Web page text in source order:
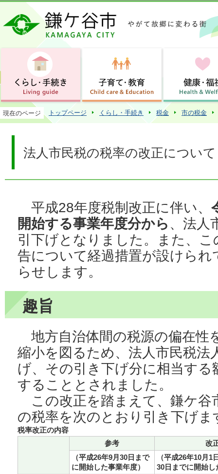
この
現在のページ トップページ くらし・手続き 税金 市の税金
法人市民税の税率の改正につい
平成28年度税制改正に伴い、
開始する事業年度分から 、法人
引下げとなりました。また、
告について経過措置が設けら
らせします。
趣旨
地方自治体間の税源の偏在性
縮小を図るため、法人市民税法
げ、その引き下げ分に相当する
することとされました。
この改正を踏まえて、鎌ケ谷
の税率を次のとおり引き下げま
税率改正の内容
参考
改
（平成26年9月30日まで
に開始した事業年度）
（平成26年10月1
30日までに開始し